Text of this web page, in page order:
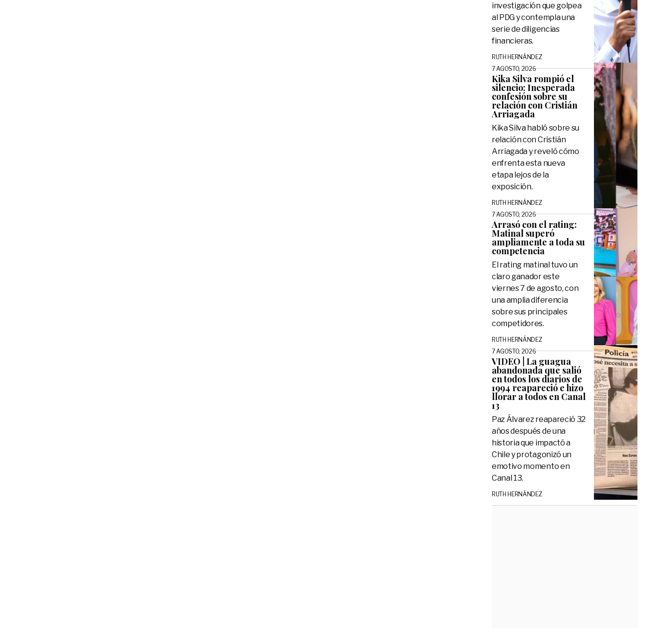
investigación que golpea
al PDG y contempla una
serie de diligencias
financieras.
RUTH HERNÁNDEZ
7 AGOSTO, 2026
Kika Silva rompió el
silencio: Inesperada
confesión sobre su
relación con Cristián
Arriagada
Kika Silva habló sobre su
relación con Cristián
Arriagada y reveló cómo
enfrenta esta nueva
etapa lejos de la
exposición.
RUTH HERNÁNDEZ
7 AGOSTO, 2026
Arrasó con el rating:
Matinal superó
ampliamente a toda su
competencia
El rating matinal tuvo un
claro ganador este
viernes 7 de agosto, con
una amplia diferencia
sobre sus principales
competidores.
RUTH HERNÁNDEZ
7 AGOSTO, 2026
VIDEO | La guagua
abandonada que salió
en todos los diarios de
1994 reapareció e hizo
llorar a todos en Canal
13
Paz Álvarez reapareció 32
años después de una
historia que impactó a
Chile y protagonizó un
emotivo momento en
Canal 13.
RUTH HERNÁNDEZ